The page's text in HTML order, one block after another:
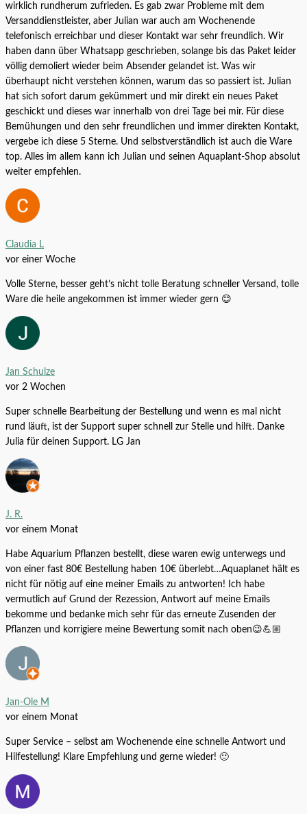
Nymphaea lotus – Roter Tigerlotus
Alle Produkte11,99€–54,99 €
Wurzel XL
Alle Produkte 27,99
–6,60
Aquarium Heizstab – Happet
Aquariumheizung
Alle Produkte 9,99€–27,99€
Egeria densa
Alle Produkte
AQUA-NOA CO2 Adapter 13 Tropica
auf Sodastream
Alle Produkte 16,99 €
wirklich rundherum zufrieden. Es gab zwar Probleme mit dem
Versanddienstleister, aber Julian war auch am Wochenende
telefonisch erreichbar und dieser Kontakt war sehr freundlich. Wir
haben dann über Whatsapp geschrieben, solange bis das Paket leider
völlig demoliert wieder beim Absender gelandet ist. Was wir
überhaupt nicht verstehen können, warum das so passiert ist. Julian
hat sich sofort darum gekümmert und mir direkt ein neues Paket
geschickt und dieses war innerhalb von drei Tage bei mir. Für diese
Bemühungen und den sehr freundlichen und immer direkten Kontakt,
vergebe ich diese 5 Sterne. Und selbstverständlich ist auch die Ware
top. Alles im allem kann ich Julian und seinen Aquaplant-Shop absolut
weiter empfehlen.
Claudia L
vor einer Woche
Volle Sterne, besser geht’s nicht tolle Beratung schneller Versand, tolle
Ware die heile angekommen ist immer wieder gern 😊
Jan Schulze
vor 2 Wochen
Super schnelle Bearbeitung der Bestellung und wenn es mal nicht
rund läuft, ist der Support super schnell zur Stelle und hilft. Danke
Julia für deinen Support. LG Jan
J. R.
vor einem Monat
Habe Aquarium Pflanzen bestellt, diese waren ewig unterwegs und
von einer fast 80€ Bestellung haben 10€ überlebt…Aquaplanet hält es
nicht für nötig auf eine meiner Emails zu antworten! Ich habe
vermutlich auf Grund der Rezession, Antwort auf meine Emails
bekomme und bedanke mich sehr für das erneute Zusenden der
Pflanzen und korrigiere meine Bewertung somit nach oben😉💪🏼
Jan-Ole M
vor einem Monat
Super Service – selbst am Wochenende eine schnelle Antwort und
Hilfestellung! Klare Empfehlung und gerne wieder! 🙂